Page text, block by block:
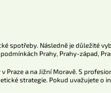
spotřeby. Následně je důležité
Prahy, Prahy-západ,
a na Jižní Moravě. S
strategie. Pokud uvažujete o